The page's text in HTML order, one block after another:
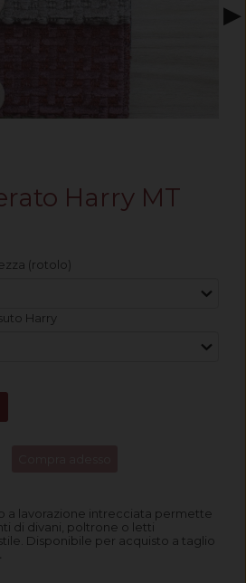
▶
Harry MT
(rotolo)
Harry
a lavorazione intrecciata permette
di divani, poltrone o letti
Disponibile per acquisto a taglio